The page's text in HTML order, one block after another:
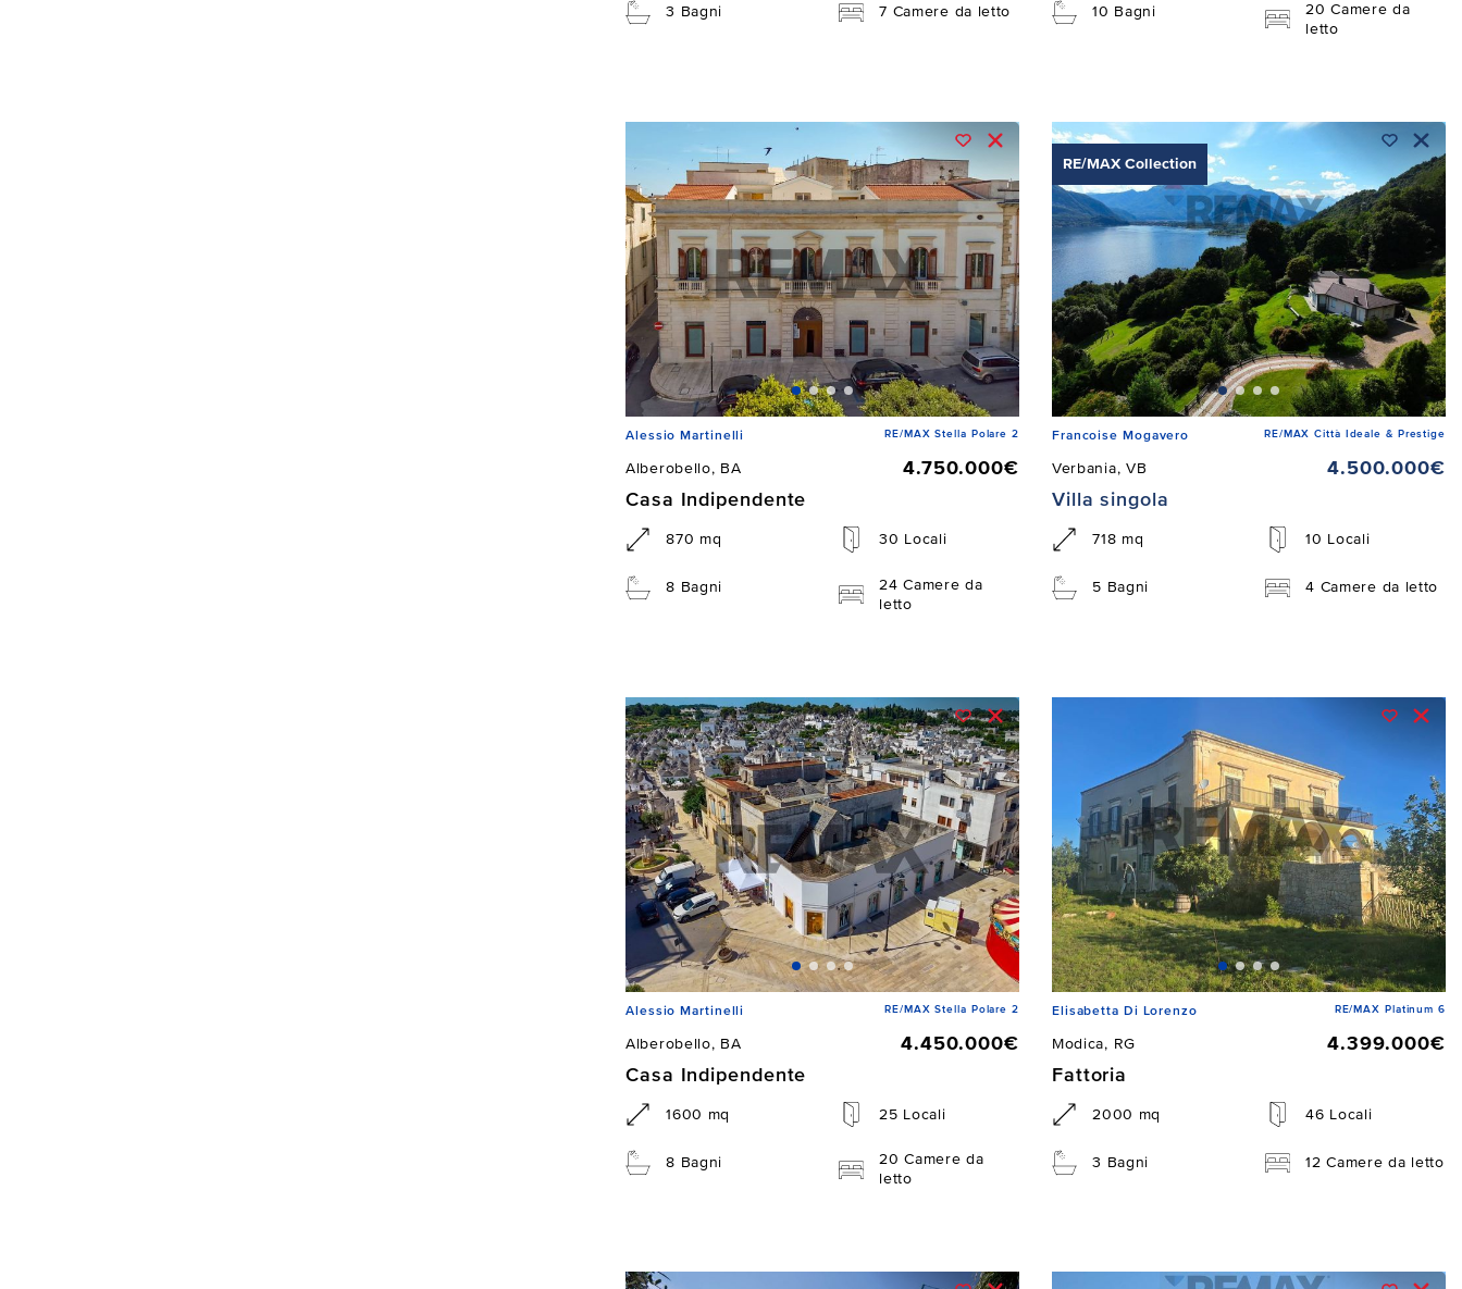
3 Bagni 7 Camere da letto 10 Bagni
20 Camere da
letto
Alessio Martinelli RE/MAX Stella Polare 2
Alberobello, BA
4.750.000€
Casa Indipendente
870 mq 30 Locali
8 Bagni
24 Camere da
letto
RE/MAX Collection
Francoise Mogavero RE/MAX Città Ideale & Prestige
Verbania, VB
4.500.000€
Villa singola
718 mq 10 Locali
5 Bagni 4 Camere da letto
Alessio Martinelli RE/MAX Stella Polare 2
Alberobello, BA
4.450.000€
Casa Indipendente
1600 mq 25 Locali
8 Bagni
20 Camere da
letto
Elisabetta Di Lorenzo RE/MAX Platinum 6
Modica, RG
4.399.000€
Fattoria
2000 mq 46 Locali
3 Bagni 12 Camere da letto